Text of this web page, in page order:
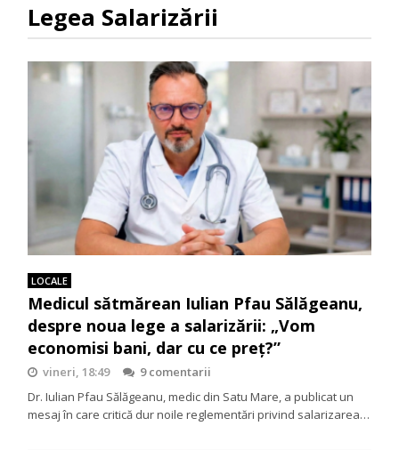
Legea Salarizării
LOCALE
Medicul sătmărean Iulian Pfau Sălăgeanu,
despre noua lege a salarizării: „Vom
economisi bani, dar cu ce preț?”
vineri, 18:49
9 comentarii
Dr. Iulian Pfau Sălăgeanu, medic din Satu Mare, a publicat un
mesaj în care critică dur noile reglementări privind salarizarea…